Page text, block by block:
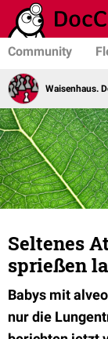
Community
Waisenhaus.
Seltenes
sprießen
Babys mit
nur die